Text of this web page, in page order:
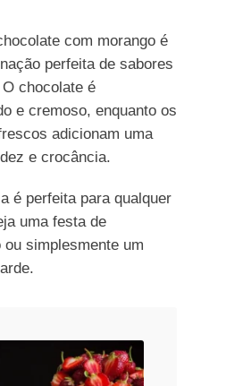
com morango é
perfeita de sabores
chocolate é
e cremoso, enquanto os
adicionam uma
e crocância.
é perfeita para qualquer
uma festa de
simplesmente um